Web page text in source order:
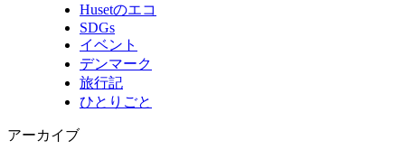
Husetのエコ
SDGs
イベント
デンマーク
旅行記
ひとりごと
アーカイブ